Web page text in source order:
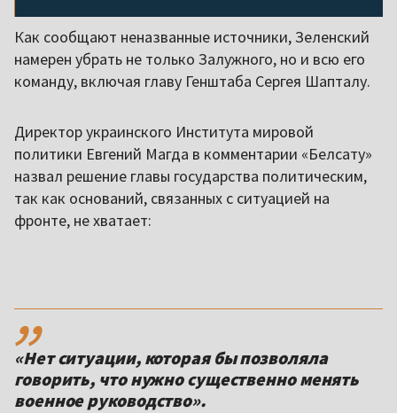
Как сообщают неназванные источники, Зеленский
намерен убрать не только Залужного, но и всю его
команду, включая главу Генштаба Сергея Шапталу.
Директор украинского Института мировой
политики Евгений Магда в комментарии «Белсату»
назвал решение главы государства политическим,
так как оснований, связанных с ситуацией на
фронте, не хватает:
,,
«Нет ситуации, которая бы позволяла
говорить, что нужно существенно менять
военное руководство».